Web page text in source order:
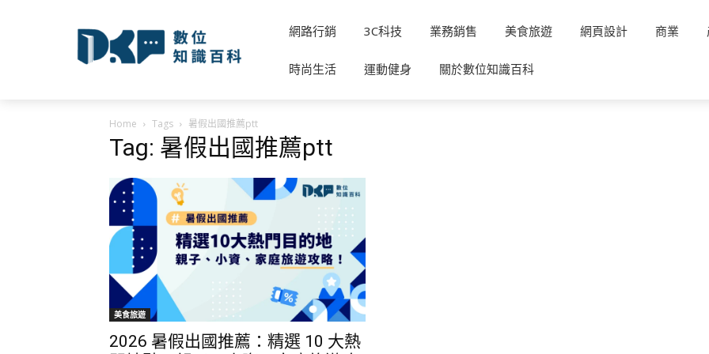
網路行銷 3C科技 業務銷售 美食旅遊 網頁設計 商業
時尚生活 運動健身 關於數位知識百科
Home Tags 暑假出國推薦ptt
Tag: 暑假出國推薦ptt
美食旅遊
2026 暑假出國推薦：精選 10 大熱